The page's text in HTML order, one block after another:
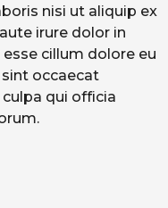
nisi ut aliquip ex
irure dolor in
cillum dolore eu
occaecat
qui officia